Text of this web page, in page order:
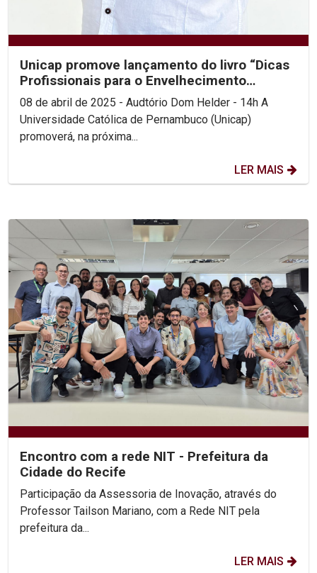
Unicap promove lançamento do livro “Dicas
Profissionais para o Envelhecimento
Saudável”
08 de abril de 2025 - Audtório Dom Helder - 14h A
Universidade Católica de Pernambuco (Unicap)
promoverá, na próxima...
LER MAIS
Encontro com a rede NIT - Prefeitura da
Cidade do Recife
Participação da Assessoria de Inovação, através do
Professor Tailson Mariano, com a Rede NIT pela
prefeitura da...
LER MAIS